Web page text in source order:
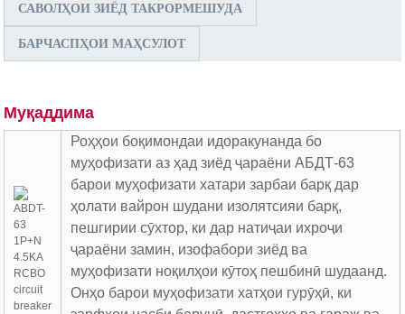
САВОЛҲОИ ЗИЁД ТАКРОРМЕШУДА
БАРЧАСПҲОИ МАҲСУЛОТ
Муқаддима
Роҳҳои боқимондаи идоракунанда бо
муҳофизати аз ҳад зиёд ҷараёни АБДТ-63
барои муҳофизати хатари зарбаи барқ ​​дар
ҳолати вайрон шудани изолятсияи барқ,
пешгирии сӯхтор, ки дар натиҷаи ихроҷи
ҷараёни замин, изофабори зиёд ва
муҳофизати ноқилҳои кӯтоҳ пешбинӣ шудаанд.
Онҳо барои муҳофизати хатҳои гурӯҳӣ, ки